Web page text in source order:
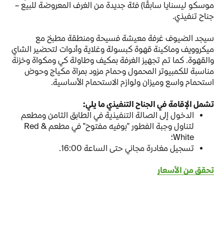
موسكو ليسنايا سابقًا) فئة جديدة من الغرف المعروضة للبيع –
جناح تنفيذي.
سيجد الضيوف غرفة معيشة فسيحة ومنطقة مطبخ مع
ميكروويف وماكينة قهوة كبسولة وغلاية وأدوات لتحضير الشاي
والقهوة. كما تم تجهيز الغرفة بمكيف وطاولة كي ومكواة وخزنة
مناسبة للكمبيوتر المحمول وحمام مزود بمرآة مكياج وحوض
استحمام واسع وميزان ولوازم الاستحمام الأساسية.
تشمل الإقامة في الجناح التنفيذي ما يلي:
الدخول إلى الصالة التنفيذية في الطابق الثامن ومطعم
لتناول وجبة الفطور "بوفيه مفتوح" في مطعم Red &
White؛
تسجيل مغادرة مجاني حتى الساعة 16:00.
تحقق من الأسعار